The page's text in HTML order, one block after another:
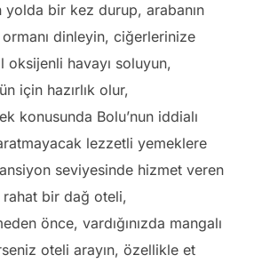
yolda bir kez durup, arabanın
ormanı dinleyin, ciğerlerinize
oksijenli havayı soluyun,
için hazırlık olur,
konusunda Bolu’nun iddialı
lezzetli yemeklere
seviyesinde hizmet veren
rahat bir dağ oteli,
önce, vardığınızda mangalı
oteli arayın, özellikle et